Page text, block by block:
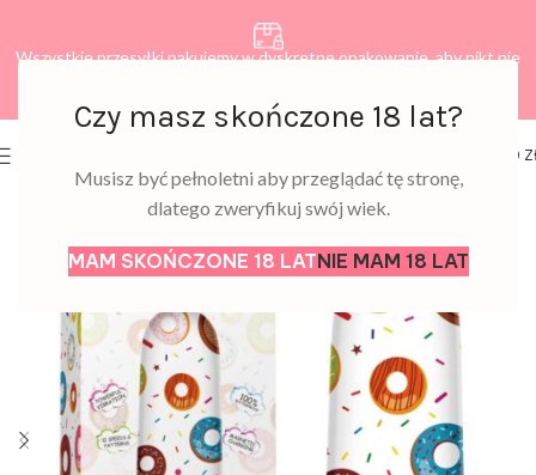
Czy masz skończone 18 lat?
Musisz być pełnoletni aby przeglądać tę stronę,
dlatego zweryfikuj swój wiek.
MAM SKOŃCZONE 18 LATNIE MAM 18 LAT
Wszystkie przesyłki pakujemy w dyskretne opakowanie, aby nikt nie
0,00